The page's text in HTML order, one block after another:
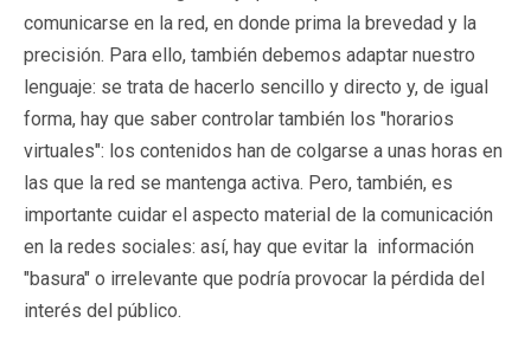
comunicarse en la red, en donde prima la brevedad y la
precisión. Para ello, también debemos adaptar nuestro
lenguaje: se trata de hacerlo sencillo y directo y, de igual
forma, hay que saber controlar también los "horarios
virtuales": los contenidos han de colgarse a unas horas en
las que la red se mantenga activa. Pero, también, es
importante cuidar el aspecto material de la comunicación
en la redes sociales: así, hay que evitar la información
"basura" o irrelevante que podría provocar la pérdida del
interés del público.